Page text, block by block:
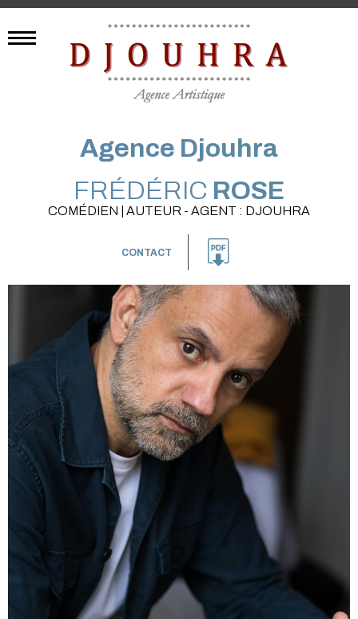
Agence Djouhra
FRÉDÉRIC ROSE
COMÉDIEN | AUTEUR - AGENT : DJOUHRA
CONTACT